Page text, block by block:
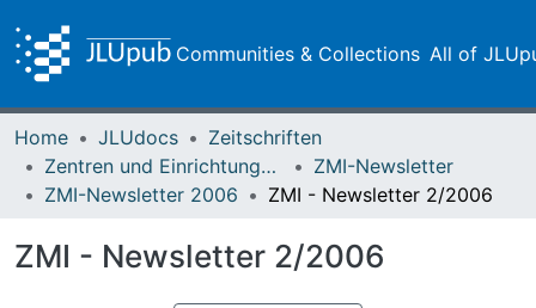
Communities & Collections All of
Home JLUdocs
Zeitschriften
Zentren und Einrichtungen der JLU
ZMI-Newsletter
ZMI-Newsletter 2006
ZMI - Newsletter 2/2006
ZMI - Newsletter 2/2006